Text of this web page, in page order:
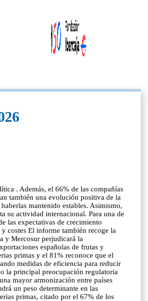
. Además, el 66% de las compañías
también una evolución positiva de la
mantenido estables. Asimismo,
su actividad internacional. Para una de
las expectativas de crecimiento
costes El informe también recoge la
y Mercosur perjudicará la
españolas de frutas y
primas y el 81% reconoce que el
medidas de eficiencia para reducir
la principal preocupación regulatoria
mayor armonización entre países
un peso determinante en las
primas, citado por el 67% de los